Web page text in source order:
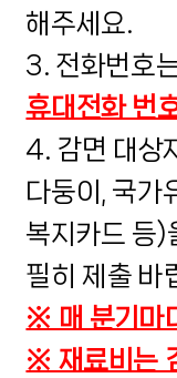
해주세요.
3. 전화번호
휴대전화 번
4. 감면 대상
다둥이, 국가
복지카드 등)
필히 제출 바
※ 매 분기마
※ 재료비는